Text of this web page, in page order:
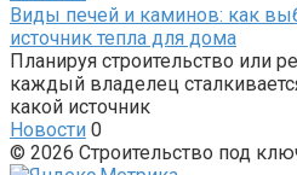
Виды печей и каминов: как
источник тепла для дома
Планируя строительство или
каждый владелец
какой источник
Новости 0
© 2026 Строительство под